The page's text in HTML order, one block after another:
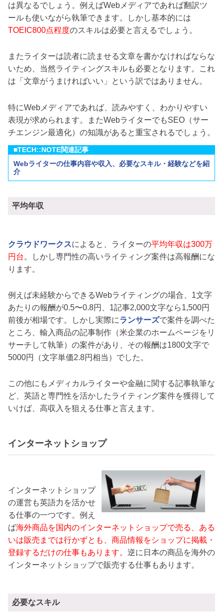
は異なるでしょう。例えばWebメディアであれば翻訳ツ
ールも使いながら執筆できます。しかし基本的には
TOEIC800点程度のスキルは必要と言えるでしょう。
またライターは読者に読ませる文章を書かなければならな
いため、当然ライティングスキルも必要となります。これ
は「文章がうまければいい」という訳ではありません。
特にWebメディアであれば、読みやすく、わかりやすい
表現が求められます。またWebライターでもSEO（サー
チエンジン最適化）の知識があると重宝されるでしょう。
■TECH::NOTE関連記事
Webライターの仕事内容や収入、必要なスキル・経験などを紹
介
平均年収
クラウドワークスによると、ライターの平均年収は300万
円台 。しかし専門性の高いライティング案件は高報酬にな
ります。
例えば未経験からできるWebライティングの場合、1文字
あたりの報酬が0.5〜0.8円、1記事2,000文字なら1,500円
前後が相場です。しかし実際にランサーズで案件を調べた
ところ、輸入商品の記事制作（米企業のホームページをリ
サーチして執筆）の案件があり、その報酬は1800文字で
5000円（文字単価2.8円相当）でした。
この他にもメディカルライターや金融に関する記事執筆な
ど、英語と専門性を活かしたライティング案件を獲得して
いけば、高収入を狙える仕事と言えます。
インターネットショップ
インターネットショップ
の運営も英語力を活かせ
る仕事の一つです。例え
ば海外商品を国内のインターネットショップで売る、ある
いは販売までは行かずとも、商品情報をショップに掲載・
登録するだけの仕事もあります。 逆に日本の商品を海外の
インターネットショップで販売する仕事もあります。
必要なスキル